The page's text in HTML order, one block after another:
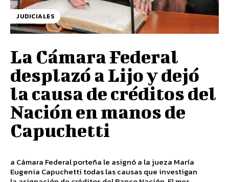
JUDICIALES
La Cámara Federal
desplazó a Lijo y dejó
la causa de créditos del
Nación en manos de
Capuchetti
a Cámara Federal porteña le asignó a la jueza María
Eugenia Capuchetti todas las causas que investigan